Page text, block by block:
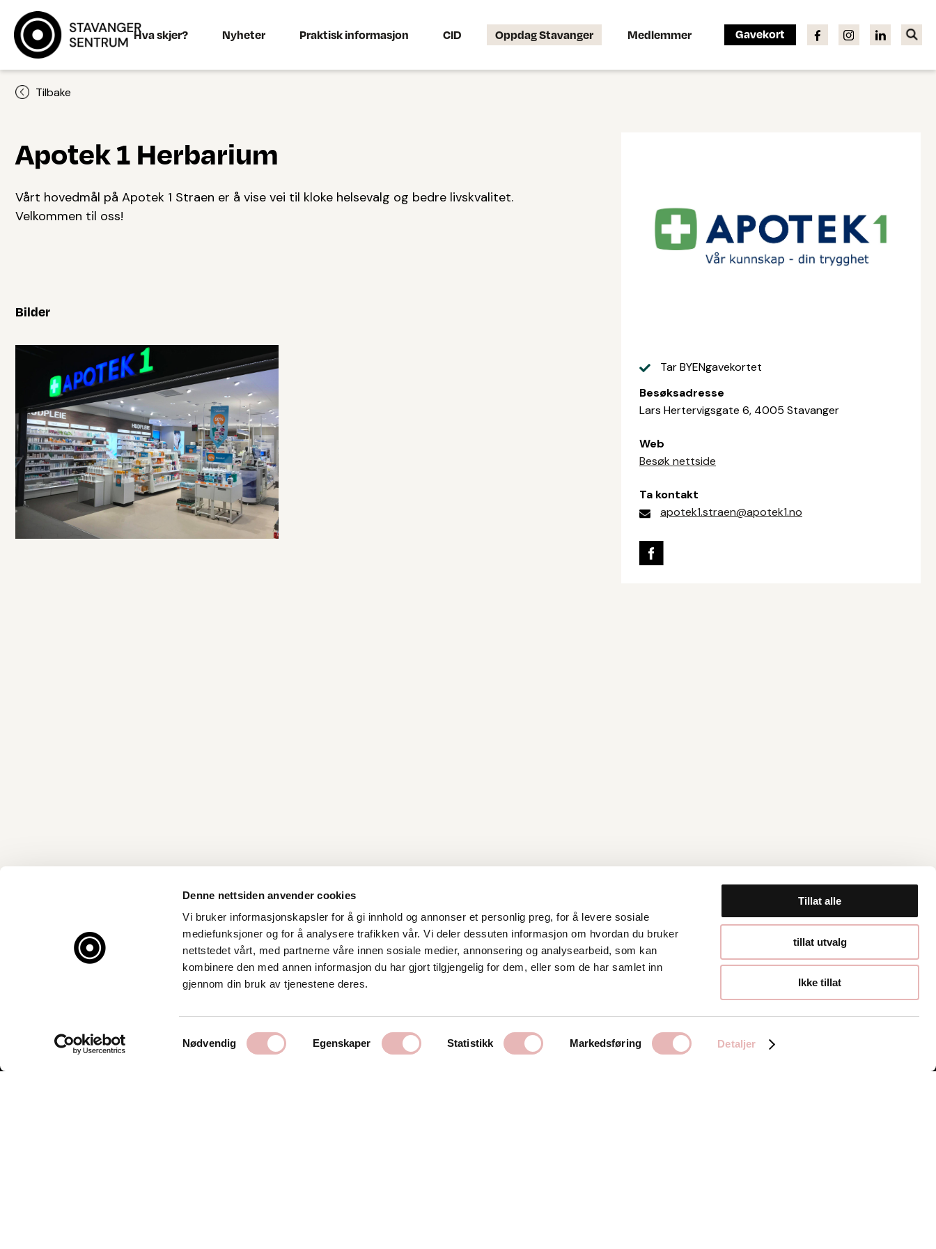
Denne nettsiden anvender cookies
Vi bruker informasjonskapsler for å gi innhold og annonser et personlig preg, for å levere sosiale
mediefunksjoner og for å analysere trafikken vår. Vi deler dessuten informasjon om hvordan du bruker
nettstedet vårt, med partnerne våre innen sosiale medier, annonsering og analysearbeid, som kan
kombinere den med annen informasjon du har gjort tilgjengelig for dem, eller som de har samlet inn
gjennom din bruk av tjenestene deres.
Samtykkevalg
Nødvendig Egenskaper Statistikk Markedsføring Detaljer
Tillat alle
tillat utvalg
Ikke tillat
Hva skjer? Nyheter Praktisk informasjon CID Oppdag Stavanger Medlemmer Gavekort
Tilbake
Apotek 1 Herbarium
Vårt hovedmål på Apotek 1 Straen er å vise vei til kloke helsevalg og bedre livskvalitet.
Velkommen til oss!
Bilder
Tar BYENgavekortet
Besøksadresse
Lars Hertervigsgate 6, 4005 Stavanger
Web
Besøk nettside
Ta kontakt
apotek1.straen@apotek1.no
Kontakt oss
Stavanger Sentrum AS
Østervåg 6
Tlf:51 89 51 51
post@byen.no
Åpningstider
Hverdager 10:00-
Lørdager 10:00-16:00